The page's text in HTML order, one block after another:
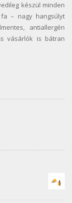
készül minden
– nagy hangsúlyt
antiallergén
vásárlók is bátran